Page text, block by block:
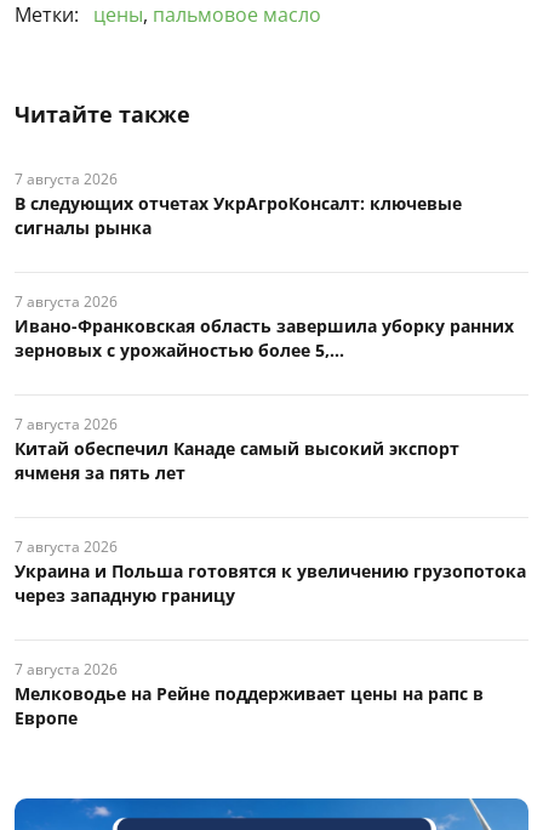
Метки:
цены, пальмовое масло
Читайте также
7 августа 2026
В следующих отчетах УкрАгроКонсалт: ключевые
сигналы рынка
7 августа 2026
Ивано-Франковская область завершила уборку ранних
зерновых с урожайностью более 5,...
7 августа 2026
Китай обеспечил Канаде самый высокий экспорт
ячменя за пять лет
7 августа 2026
Украина и Польша готовятся к увеличению грузопотока
через западную границу
7 августа 2026
Мелководье на Рейне поддерживает цены на рапс в
Европе